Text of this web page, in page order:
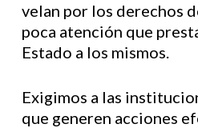
velan por los derechos
poca atención que
Estado a los mismos.
Exigimos a las
que generen acciones